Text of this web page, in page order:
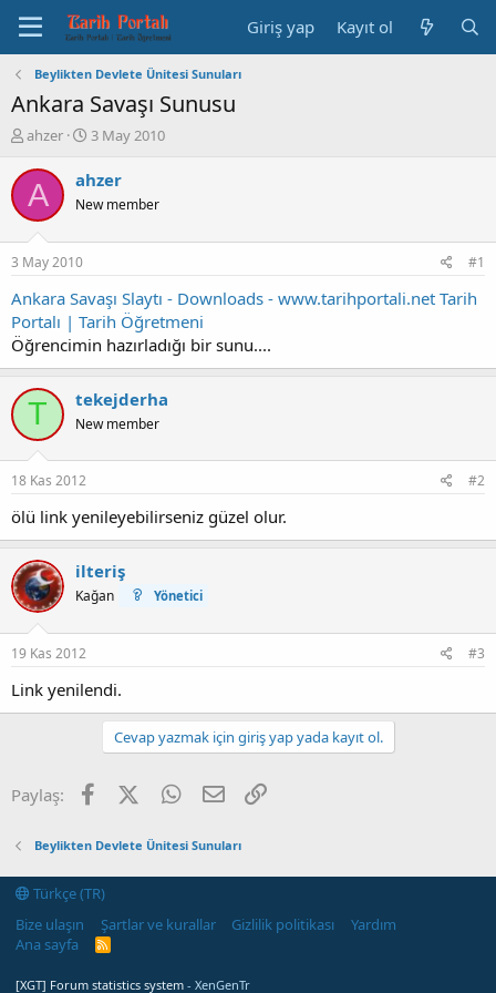
Giriş yap Kayıt ol
Beylikten Devlete Ünitesi Sunuları
Ankara Savaşı Sunusu
K
n
b
u
u
b
a
l
a
t
a
ahzer
B
ş
a
ç
a
r
i
h
3 May 2010
A ahzer
New member
3 May 2010 #1
Ankara Savaşı Slaytı - Downloads - www.tarihportali.net Tarih
Portalı | Tarih Öğretmeni
Öğrencimin hazırladığı bir sunu....
T tekejderha
New member
18 Kas 2012 #2
ölü link yenileyebilirseniz güzel olur.
ilteriş
Kağan Yönetici
19 Kas 2012 #3
Link yenilendi.
Cevap yazmak için giriş yap yada kayıt ol.
Paylaş: FacebookX (Twitter)WhatsApp
E-posta
Beylikten Devlete Ünitesi Sunuları
Türkçe (TR)
Bize ulaşın
Şartlar ve kurallar Gizlilik politikası
Yardım
Ana sayfa
R
[XGT] Forum statistics system - XenGenTr